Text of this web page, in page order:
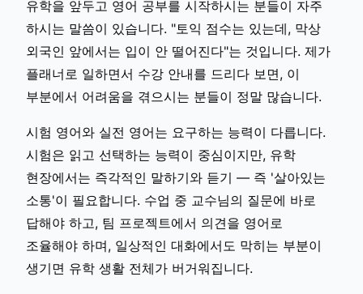
유학을 앞두고 영어 공부를 시작하시는 분들이 자주
하시는 말씀이 있습니다. "토익 점수는 있는데, 막상
외국인 앞에서는 입이 안 떨어진다"는 것입니다. 제가
플래너로 일하면서 수강 안내를 드리다 보면, 이
부분에서 어려움을 겪으시는 분들이 정말 많습니다.
시험 영어와 실전 영어는 요구하는 능력이 다릅니다.
시험은 읽고 선택하는 능력이 중심이지만, 유학
현장에서는 즉각적인 말하기와 듣기 — 즉 '살아있는
소통'이 필요합니다. 수업 중 교수님의 질문에 바로
답해야 하고, 팀 프로젝트에서 의견을 영어로
조율해야 하며, 일상적인 대화에서도 막히는 부분이
생기면 유학 생활 전체가 버거워집니다.